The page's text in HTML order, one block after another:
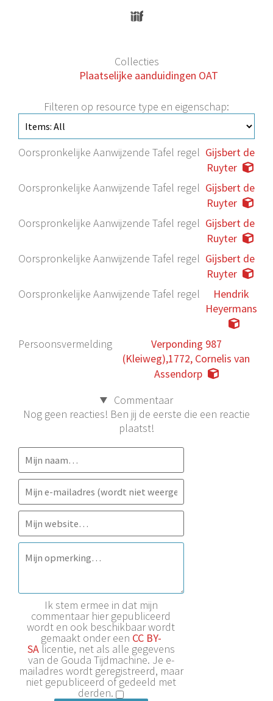
Collecties
Plaatselijke aanduidingen OAT
Filteren op resource type en eigenschap:
Oorspronkelijke Aanwijzende Tafel regel Gijsbert de
Ruyter
Oorspronkelijke Aanwijzende Tafel regel Gijsbert de
Ruyter
Oorspronkelijke Aanwijzende Tafel regel Gijsbert de
Ruyter
Oorspronkelijke Aanwijzende Tafel regel Gijsbert de
Ruyter
Oorspronkelijke Aanwijzende Tafel regel
Hendrik
Heyermans
Persoonsvermelding
Verponding 987
(Kleiweg),1772, Cornelis van
Assendorp
Commentaar
Nog geen reacties! Ben jij de eerste die een reactie
plaatst!
Ik stem ermee in dat mijn
commentaar hier gepubliceerd
wordt en ook beschikbaar wordt
gemaakt onder een CC BY-
SAlicentie, net als alle gegevens
van de Gouda Tijdmachine. Je e-
mailadres wordt geregistreerd, maar
niet gepubliceerd of gedeeld met
derden.